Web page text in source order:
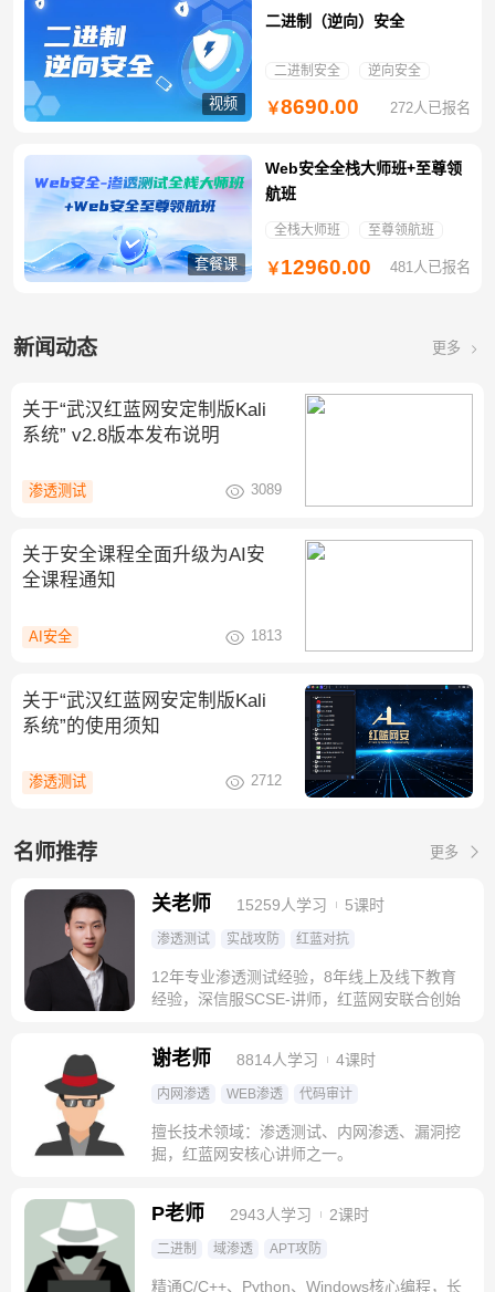
视频
二进制（逆向）安全
二进制安全 逆向安全
￥8690.00 272人已报名
套餐课
Web安全全栈大师班+至尊领
航班
全栈大师班 至尊领航班
￥12960.00 481人已报名
新闻动态 更多
关于“武汉红蓝网安定制版Kali
系统” v2.8版本发布说明
渗透测试 3089
关于安全课程全面升级为AI安
全课程通知
AI安全 1813
关于“武汉红蓝网安定制版Kali
系统”的使用须知
渗透测试 2712
名师推荐 更多
关老师 15259人学习 5课时
渗透测试 实战攻防 红蓝对抗
12年专业渗透测试经验，8年线上及线下教育
经验，深信服SCSE-讲师，红蓝网安联合创始
谢老师 8814人学习 4课时
内网渗透 WEB渗透 代码审计
擅长技术领域：渗透测试、内网渗透、漏洞挖
掘，红蓝网安核心讲师之一。
P老师 2943人学习 2课时
二进制 域渗透 APT攻防
精通C/C++、Python、Windows核心编程，长